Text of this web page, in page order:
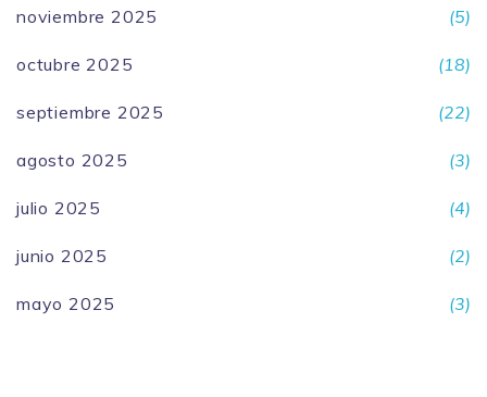
noviembre 2025 (5)
octubre 2025 (18)
septiembre 2025 (22)
agosto 2025 (3)
julio 2025 (4)
junio 2025 (2)
mayo 2025 (3)